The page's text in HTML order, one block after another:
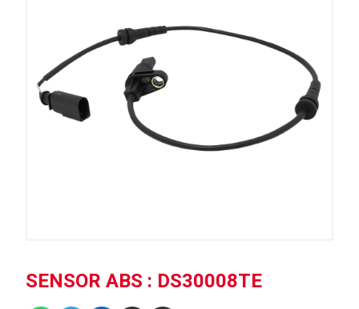
SENSOR ABS : DS30008TE